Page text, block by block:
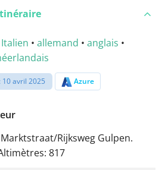
Italien • allemand • anglais •
avril 2025 Azure
Rijksweg Gulpen.
817